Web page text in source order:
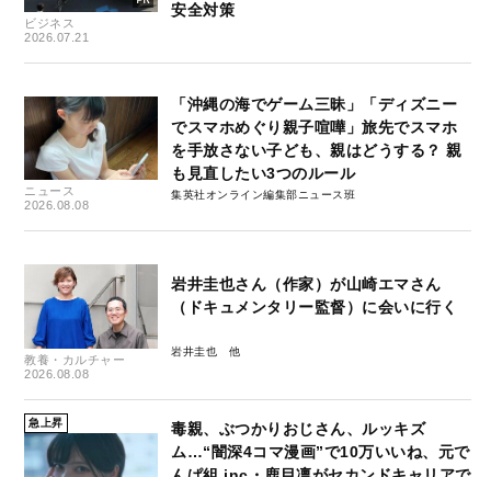
ビジネス
2026.07.21
安全対策
ニュース
2026.08.08
「沖縄の海でゲーム三昧」「ディズニー
でスマホめぐり親子喧嘩」旅先でスマホ
を手放さない子ども、親はどうする？ 親
も見直したい3つのルール
集英社オンライン編集部ニュース班
教養・カルチャー
2026.08.08
岩井圭也さん（作家）が山崎エマさん
（ドキュメンタリー監督）に会いに行く
岩井圭也
急上昇
毒親、ぶつかりおじさん、ルッキズ
ム…“闇深4コマ漫画”で10万いいね、元で